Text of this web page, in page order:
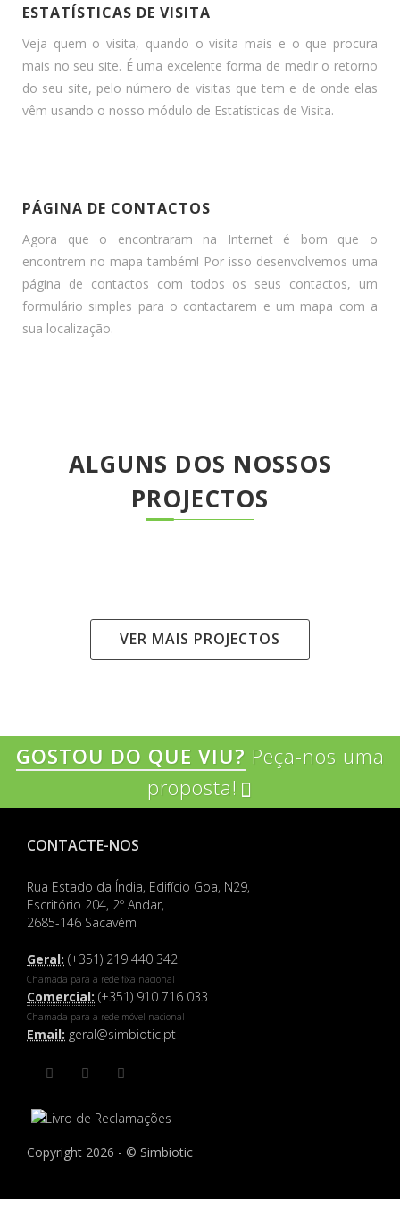
ESTATÍSTICAS DE VISITA
Veja quem o visita, quando o visita mais e o que procura
mais no seu site. É uma excelente forma de medir o retorno
do seu site, pelo número de visitas que tem e de onde elas
vêm usando o nosso módulo de Estatísticas de Visita.
PÁGINA DE CONTACTOS
Agora que o encontraram na Internet é bom que o
encontrem no mapa também! Por isso desenvolvemos uma
página de contactos com todos os seus contactos, um
formulário simples para o contactarem e um mapa com a
sua localização.
ALGUNS DOS NOSSOS
PROJECTOS
VER MAIS PROJECTOS
GOSTOU DO QUE VIU? Peça-nos uma
proposta!
CONTACTE-NOS
Rua Estado da Índia, Edifício Goa, N29,
Escritório 204, 2º Andar,
2685-146 Sacavém
Geral: (+351) 219 440 342
Chamada para a rede fixa nacional
Comercial: (+351) 910 716 033
Chamada para a rede móvel nacional
Email: geral@simbiotic.pt
Copyright 2026 - © Simbiotic